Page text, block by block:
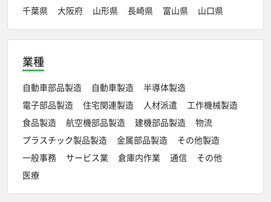
千葉県
大阪府 山形県 長崎県 富山県 山口県
業種
自動車部品製造 自動車製造
半導体製造
電子部品製造
住宅関連製造 人材派遣
工作機械製造
食品製造
航空機部品製造 建機部品製造
物流
プラスチック製品製造
金属部品製造
その他製造
一般事務
サービス業 倉庫内作業 通信
その他
医療